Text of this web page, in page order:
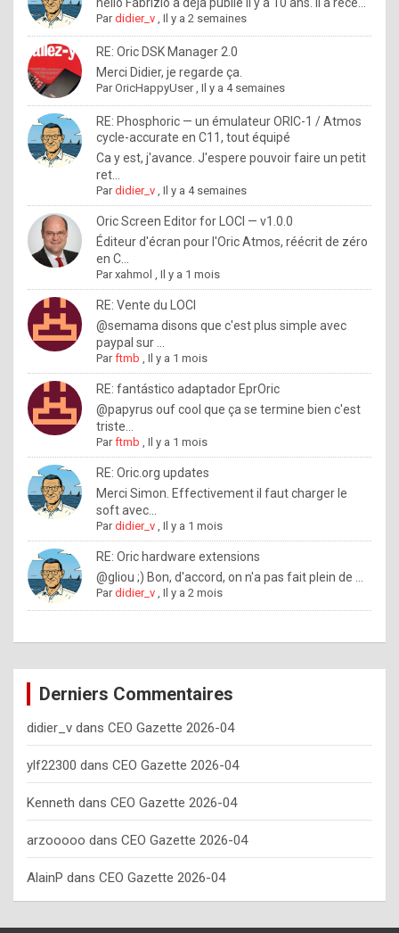
o
l
e
x
.
I
f
y
o
u
w
a
n
t
o
n
o
w
h
o
w
o
e
y
o
u
s
h
o
Pardidier_v ,Il y a 2 semaines
RE: Oric DSK Manager 2.0
Merci Didier, je regarde ça.
ParOricHappyUser,Il y a 4 semaines
RE: Phosphoric — un émulateur ORIC-1 / Atmos
cycle-accurate en C11, tout équipé
Ca y est, j'avance. J'espere pouvoir faire un petit
ret...
Pardidier_v ,Il y a 4 semaines
Oric Screen Editor for LOCI — v1.0.0
Éditeur d'écran pour l'Oric Atmos, réécrit de zéro
en C...
Parxahmol ,Il y a 1 mois
RE: Vente du LOCI
@semama disons que c'est plus simple avec
paypal sur ...
Parftmb ,Il y a 1 mois
RE: fantástico adaptador EprOric
@papyrus ouf cool que ça se termine bien c'est
triste...
Parftmb ,Il y a 1 mois
RE: Oric.org updates
Merci Simon. Effectivement il faut charger le
soft avec...
Pardidier_v ,Il y a 1 mois
RE: Oric hardware extensions
@gliou ;) Bon, d'accord, on n'a pas fait plein de ...
Pardidier_v ,Il y a 2 mois
Derniers Commentaires
didier_v dans CEO Gazette 2026-04
ylf22300 dans CEO Gazette 2026-04
Kenneth dans CEO Gazette 2026-04
arzooooo dans CEO Gazette 2026-04
AlainP dans CEO Gazette 2026-04